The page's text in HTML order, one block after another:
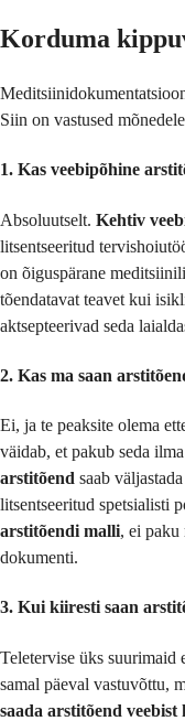
Korduma
Siin on vastused
1. Kas veebipõhine
Absoluutselt. Kehtiv
litsentseeritud
on õiguspärane
tõendatavat teavet kui
aktsepteerivad seda
2. Kas ma saan
Ei, ja te peaksite olema
väidab, et pakub seda
arstitõend saab
litsentseeritud spetsialisti
arstitõendi malli, ei paku
dokumenti.
3. Kui kiiresti saan
Teletervise üks suurimaid
samal päeval vastuvõttu,
saada arstitõend veebist